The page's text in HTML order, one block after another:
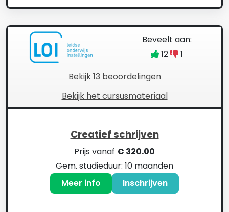
Bekijk 13 beoordelingen
Beveelt aan:
12
1
Bekijk het cursusmateriaal
Creatief schrijven
Prijs vanaf € 320.00
Gem. studieduur: 10 maanden
Meer info
Inschrijven